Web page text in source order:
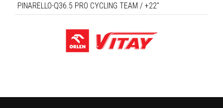
PINARELLO-Q36.5 PRO CYCLING TEAM / +22''